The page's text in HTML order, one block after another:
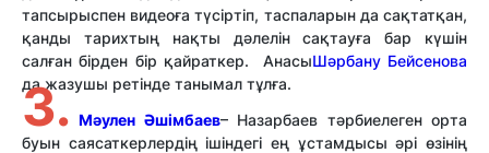
тапсырыспен видеоға түсіртіп, таспаларын да сақтатқан,
қанды тарихтың нақты дәлелін сақтауға бар күшін
салған бірден бір қайраткер. АнасыШәрбану Бейсенова
да жазушы ретінде танымал тұлға.
3. Мәулен Әшімбаев– Назарбаев тәрбиелеген орта
буын саясаткерлердің ішіндегі ең ұстамдысы әрі өзінің